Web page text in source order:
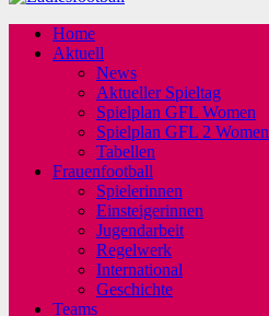
Home
Aktuell
News
Aktueller Spieltag
Spielplan GFL Women
Spielplan GFL 2 Women
Tabellen
Frauenfootball
Spielerinnen
Einsteigerinnen
Jugendarbeit
Regelwerk
International
Geschichte
Teams